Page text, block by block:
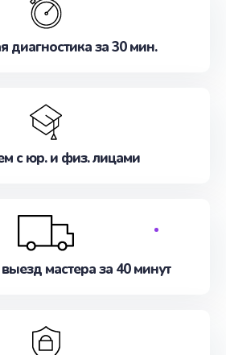
диагностика за 30 мин.
с юр. и физ. лицами
мастера за 40 минут